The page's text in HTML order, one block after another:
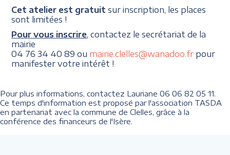
Cet atelier est gratuit sur inscription, les places
sont limitées !
Pour vous inscrire , contactez le secrétariat de la
mairie
04 76 34 40 89 ou mairie.clelles@wanadoo.fr pour
manifester votre intérêt !
Pour plus informations, contactez Lauriane 06 06 82 05 11.
Ce temps d'information est proposé par l'association TASDA
en partenariat avec la commune de Clelles, grâce à la
conférence des financeurs de l'Isère.